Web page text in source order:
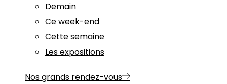
Demain
Ce week-end
Cette semaine
Les expositions
Nos grands rendez-vous